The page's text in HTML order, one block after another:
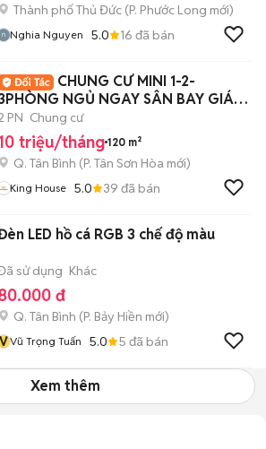
Thành phố Thủ Đức (P. Phước Long mới)
Nghia Nguyen 5.0 16 đã bán
CHUNG CƯ MINI 1-2-
NGỦ NGAY SÂN BAY GIÁP
Q3
PN Chung cư
triệu/tháng 120 m²
Q. Tân Bình (P. Tân Sơn Hòa mới)
King House 5.0 39 đã bán
LED hồ cá RGB 3 chế độ màu
sử dụng Khác
đ
Q. Tân Bình (P. Bảy Hiền mới)
VVũ Trọng Tuấn 5.0 5 đã bán
Xem thêm